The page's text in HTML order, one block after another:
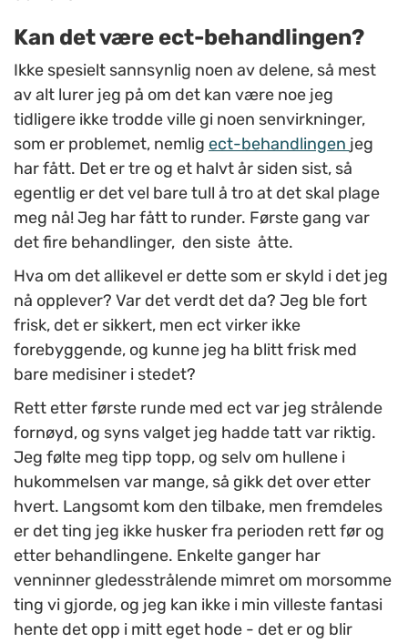
Kan det være ect-behandlingen?
Ikke spesielt sannsynlig noen av delene, så mest
av alt lurer jeg på om det kan være noe jeg
tidligere ikke trodde ville gi noen senvirkninger,
som er problemet, nemlig ect-behandlingen jeg
har fått. Det er tre og et halvt år siden sist, så
egentlig er det vel bare tull å tro at det skal plage
meg nå! Jeg har fått to runder. Første gang var
det fire behandlinger, den siste åtte.
Hva om det allikevel er dette som er skyld i det jeg
nå opplever? Var det verdt det da? Jeg ble fort
frisk, det er sikkert, men ect virker ikke
forebyggende, og kunne jeg ha blitt frisk med
bare medisiner i stedet?
Rett etter første runde med ect var jeg strålende
fornøyd, og syns valget jeg hadde tatt var riktig.
Jeg følte meg tipp topp, og selv om hullene i
hukommelsen var mange, så gikk det over etter
hvert. Langsomt kom den tilbake, men fremdeles
er det ting jeg ikke husker fra perioden rett før og
etter behandlingene. Enkelte ganger har
venninner gledesstrålende mimret om morsomme
ting vi gjorde, og jeg kan ikke i min villeste fantasi
hente det opp i mitt eget hode - det er og blir